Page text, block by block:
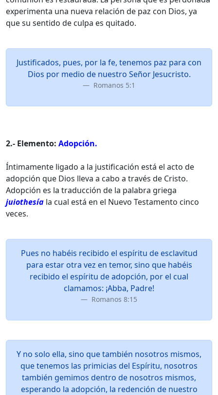
experimenta una nueva relación de paz con Dios, ya
que su sentido de culpa es quitado.
Justificados, pues, por la fe, tenemos paz para con
Dios por medio de nuestro Señor Jesucristo.
Romanos 5:1
2.- Elemento: Adopción.
Íntimamente ligado a la justificación está el acto de
adopción que Dios lleva a cabo a través de Cristo.
Adopción es la traducción de la palabra griega
juiothesía la cual está en el Nuevo Testamento cinco
veces.
Pues no habéis recibido el espíritu de esclavitud
para estar otra vez en temor, sino que habéis
recibido el espíritu de adopción, por el cual
clamamos: ¡Abba, Padre!
Romanos 8:15
Y no solo ella, sino que también nosotros mismos,
que tenemos las primicias del Espíritu, nosotros
también gemimos dentro de nosotros mismos,
esperando la adopción, la redención de nuestro